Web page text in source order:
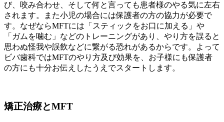
び、咬み合わせ、そして何と言っても患者様のやる気に左右
されます。また小児の場合には保護者の方の協力が必要で
す。なぜならMFTには「スティックをお口に加える」や
「ガムを噛む」などのトレーニングがあり、やり方を誤ると
思わぬ怪我や誤飲などに繋がる恐れがあるからです。よって
ビバ歯科ではMFTのやり方及び効果を、お子様にも保護者
の方にも十分お伝えしたうえでスタートします。
矯正治療とMFT